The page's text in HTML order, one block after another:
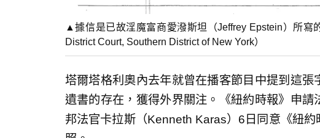
▲據信是已故淫魔富商愛潑斯坦（Jeffrey Epstein）所寫
District Court, Southern District of New York）
塔爾塔格利奧內去年就曾在播客節目中提到這
遺書的存在，獲得外界關注。《紐約時報》申
邦法官卡拉斯（Kenneth Karas）6日同意《紐